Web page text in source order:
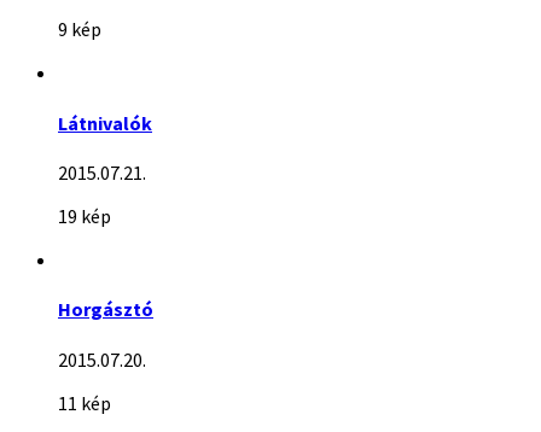
9 kép
Látnivalók
2015.07.21.
19 kép
Horgásztó
2015.07.20.
11 kép